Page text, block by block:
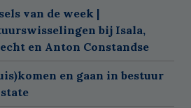
van de week |
bij Isala,
en Anton Constandse
en gaan in bestuur